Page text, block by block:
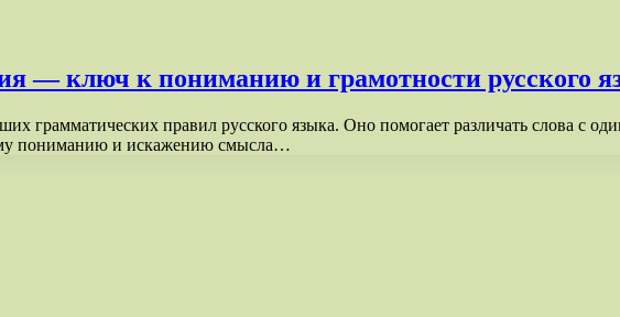
— ключ к пониманию и грамотности русского
грамматических правил русского языка. Оно помогает различать слова с
пониманию и искажению смысла…